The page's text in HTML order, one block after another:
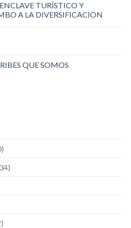
TURÍSTICO Y
A LA DIVERSIFICACION
QUE SOMOS